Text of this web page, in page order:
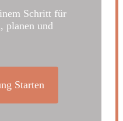
Schritt für
planen und
Starten